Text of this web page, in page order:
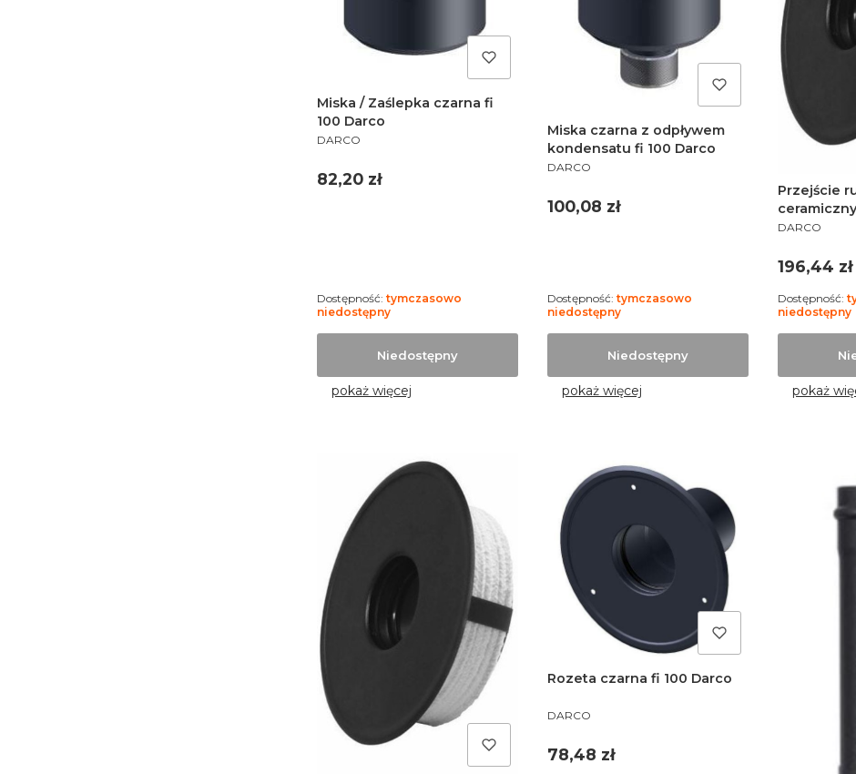
Miska / Zaślepka czarna fi
100 Darco
PRODUCENT
DARCO
Cena
82,20 zł
Niedostępny
Dostępność: tymczasowo
niedostępny
pokaż więcej
Miska czarna z odpływem
kondensatu fi 100 Darco
PRODUCENT
DARCO
Cena
100,08 zł
Niedostępny
Dostępność: tymczasowo
niedostępny
pokaż więcej
Przejście
PRODUCENT
DARCO
Cena
196,44 zł
Dostępność:
niedostępny
pokaż
Rozeta czarna fi 100 Darco
PRODUCENT
DARCO
Cena
78,48 zł